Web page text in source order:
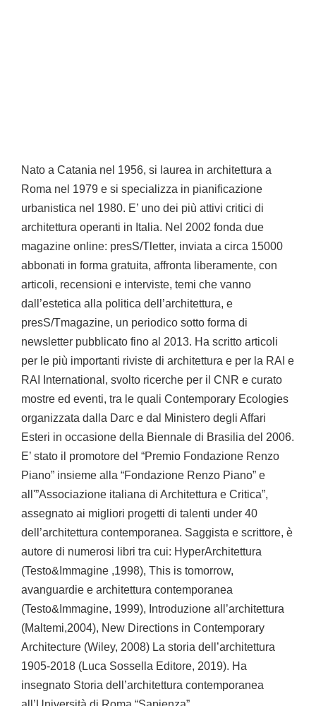
Nato a Catania nel 1956, si laurea in architettura a
Roma nel 1979 e si specializza in pianificazione
urbanistica nel 1980. E’ uno dei più attivi critici di
architettura operanti in Italia. Nel 2002 fonda due
magazine online: presS/Tletter, inviata a circa 15000
abbonati in forma gratuita, affronta liberamente, con
articoli, recensioni e interviste, temi che vanno
dall’estetica alla politica dell’architettura, e
presS/Tmagazine, un periodico sotto forma di
newsletter pubblicato fino al 2013. Ha scritto articoli
per le più importanti riviste di architettura e per la RAI e
RAI International, svolto ricerche per il CNR e curato
mostre ed eventi, tra le quali Contemporary Ecologies
organizzata dalla Darc e dal Ministero degli Affari
Esteri in occasione della Biennale di Brasilia del 2006.
E’ stato il promotore del “Premio Fondazione Renzo
Piano” insieme alla “Fondazione Renzo Piano” e
all'”Associazione italiana di Architettura e Critica”,
assegnato ai migliori progetti di talenti under 40
dell’architettura contemporanea. Saggista e scrittore, è
autore di numerosi libri tra cui: HyperArchitettura
(Testo&Immagine ,1998), This is tomorrow,
avanguardie e architettura contemporanea
(Testo&Immagine, 1999), Introduzione all’architettura
(Maltemi,2004), New Directions in Contemporary
Architecture (Wiley, 2008) La storia dell’architettura
1905-2018 (Luca Sossella Editore, 2019). Ha
insegnato Storia dell’architettura contemporanea